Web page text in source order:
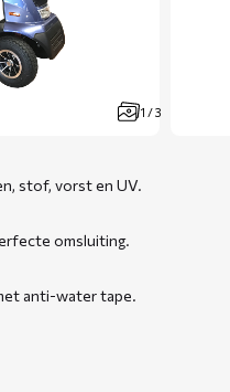
1 / 3
stof, vorst en UV.
omsluiting.
anti-water tape.